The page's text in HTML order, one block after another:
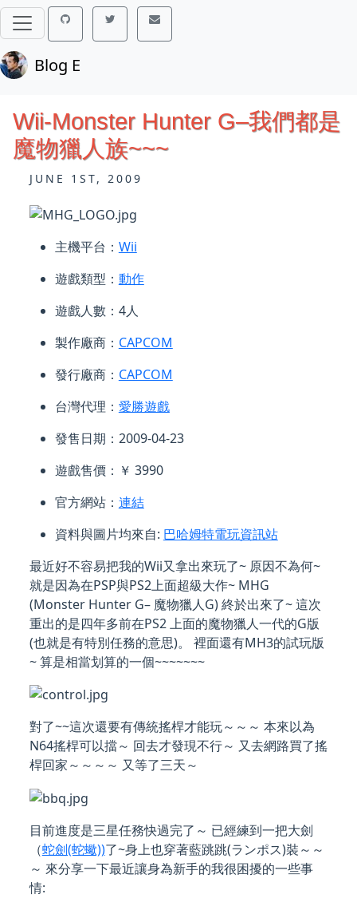
Blog E
Wii-Monster Hunter G–我們都是
魔物獵人族~~~
JUNE 1ST, 2009
主機平台： Wii
遊戲類型： 動作
遊戲人數：4人
製作廠商： CAPCOM
發行廠商： CAPCOM
台灣代理： 愛勝遊戲
發售日期：2009-04-23
遊戲售價：￥ 3990
官方網站： 連結
資料與圖片均來自: 巴哈姆特電玩資訊站
最近好不容易把我的Wii又拿出來玩了~ 原因不為何~
就是因為在PSP與PS2上面超級大作~ MHG
(Monster Hunter G– 魔物獵人G) 終於出來了~ 這次
重出的是四年多前在PS2 上面的魔物獵人一代的G版
(也就是有特別任務的意思)。 裡面還有MH3的試玩版
~ 算是相當划算的一個~~~~~~~
對了~~這次還要有傳統搖桿才能玩～～～ 本來以為
N64搖桿可以擋～ 回去才發現不行～ 又去網路買了搖
桿回家～～～～ 又等了三天～
目前進度是三星任務快過完了～ 已經練到一把大劍
（蛇劍(蛇蠍))了~身上也穿著藍跳跳(ランポス)裝～～
～ 來分享一下最近讓身為新手的我很困擾的一些事
情: